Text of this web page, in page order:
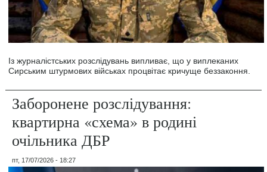
Із журналістських розслідувань випливає, що у виплеканих
Сирським штурмових військах процвітає кричуще беззаконня.
Заборонене розслідування:
квартирна «схема» в родині
очільника ДБР
пт, 17/07/2026 - 18:27